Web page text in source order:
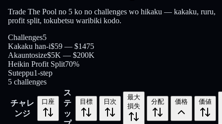
Trade The Pool no 5 ko no challenges wo hikaku — kakaku, ruru,
profit split, tokubetsu waribiki kodo.
Challenges5
Kakaku han-i$59 — $1475
Akauntosize$5K — $200K
Heikin Profit Split70%
Suteppu1-step
5 challenges
チャレ
ンジ
口座
ス
テ
ッ
目標 日次
最大
損失
分配 価格 価値